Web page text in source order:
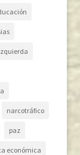
narcotráfico
paz
económica